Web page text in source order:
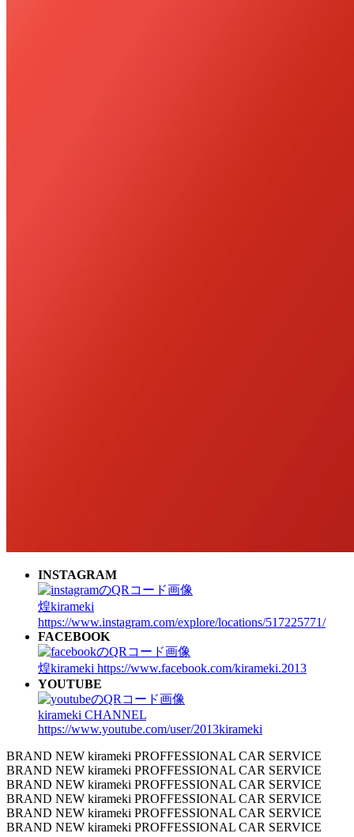
INSTAGRAM
煌kirameki
https://www.instagram.com/explore/locations/517225771/
FACEBOOK
煌kirameki https://www.facebook.com/kirameki.2013
YOUTUBE
kirameki CHANNEL
https://www.youtube.com/user/2013kirameki
BRAND NEW kirameki PROFFESSIONAL CAR SERVICE
BRAND NEW kirameki PROFFESSIONAL CAR SERVICE
BRAND NEW kirameki PROFFESSIONAL CAR SERVICE
BRAND NEW kirameki PROFFESSIONAL CAR SERVICE
BRAND NEW kirameki PROFFESSIONAL CAR SERVICE
BRAND NEW kirameki PROFFESSIONAL CAR SERVICE